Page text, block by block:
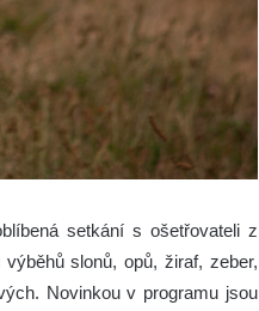
setkání s ošetřovateli z
slonů, opů, žiraf, zeber,
Novinkou v programu jsou